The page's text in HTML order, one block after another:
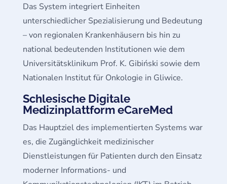
Das System integriert Einheiten
unterschiedlicher Spezialisierung und Bedeutung
– von regionalen Krankenhäusern bis hin zu
national bedeutenden Institutionen wie dem
Universitätsklinikum Prof. K. Gibiński sowie dem
Nationalen Institut für Onkologie in Gliwice.
Schlesische Digitale
Medizinplattform eCareMed
Das Hauptziel des implementierten Systems war
es, die Zugänglichkeit medizinischer
Dienstleistungen für Patienten durch den Einsatz
moderner Informations- und